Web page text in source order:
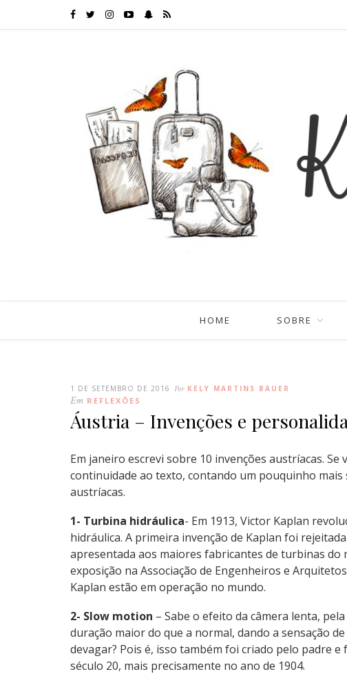
HOME SOBRE
1 DE SETEMBRO DE 2016 Por KELY MARTINS BAUER
Em REFLEXÕES
Áustria – Invenções e
Em janeiro escrevi sobre 10 invenções austríacas. Se
continuidade ao texto, contando um pouquinho
austríacas.
1- Turbina hidráulica- Em 1913, Victor Kaplan
hidráulica. A primeira invenção de Kaplan foi
apresentada aos maiores fabricantes de turbinas
exposição na Associação de Engenheiros e
Kaplan estão em operação no mundo.
2- Slow motion – Sabe o efeito da câmera lenta,
duração maior do que a normal, dando a sensação
devagar? Pois é, isso também foi criado pelo padre
século 20, mais precisamente no ano de 1904.